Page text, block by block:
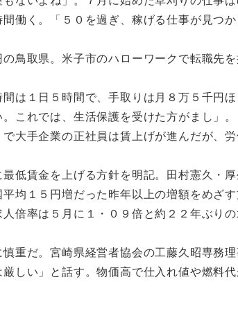
働く。「５０を過ぎ、稼げる仕事が見つか
鳥取県。米子市のハローワークで転職先
は１日５時間で、手取りは月８万５千円
これでは、生活保護を受けた方がまし」。
大手企業の正社員は賃上げが進んだが、
低賃金を上げる方針を明記。田村憲久・
均１５円増だった昨年以上の増額をめざす
倍率は５月に１・０９倍と約２２年ぶり
重だ。宮崎県経営者協会の工藤久昭専務
しい」と話す。物価高で仕入れ値や燃料